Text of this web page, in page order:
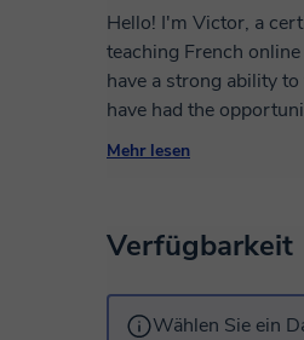
Hello! I'm Victor, a
teaching French
have a strong ability
have had the
in my teaching
Mehr lesen
Verfügbarkeit
Wählen Sie ein